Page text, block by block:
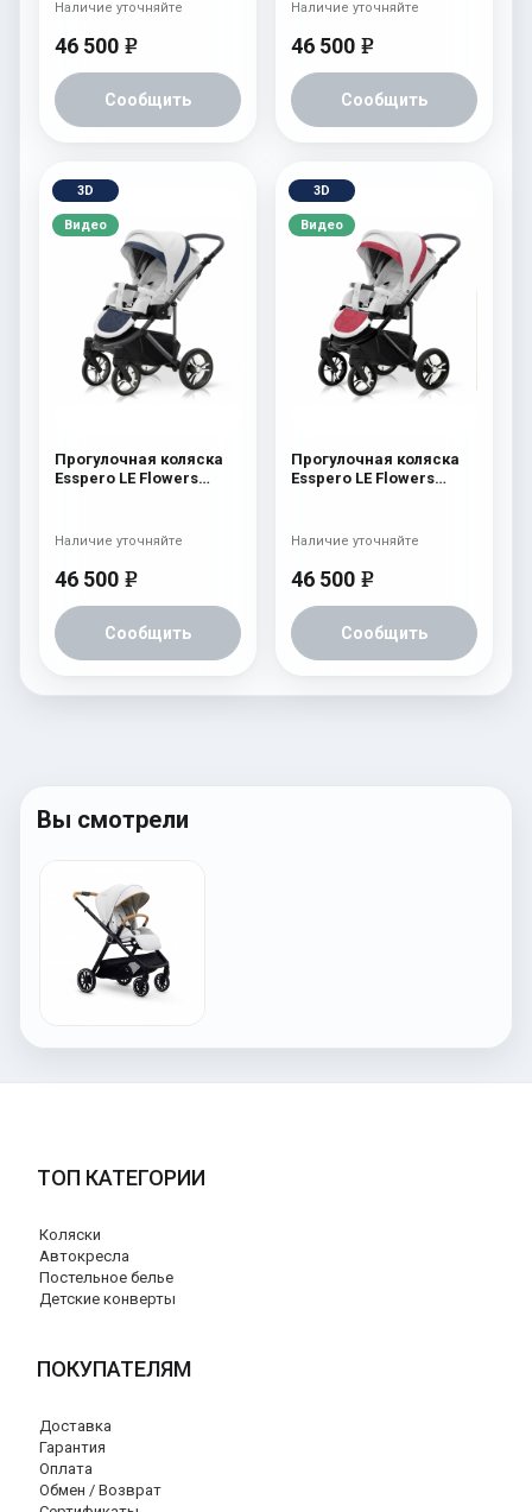
46 500 e
Сообщить
Наличие уточняйте
46 500 e
Сообщить
Наличие уточняйте
3D
Видео
Прогулочная коляска
Esspero LE Flowers
46 500 e
Сообщить
Наличие уточняйте
3D
Видео
Прогулочная коляска
Esspero LE Flowers
46 500 e
Сообщить
Наличие уточняйте
Вы смотрели
ТОП КАТЕГОРИИ
Коляски
Автокресла
Постельное белье
Детские конверты
ПОКУПАТЕЛЯМ
Доставка
Гарантия
Оплата
Обмен / Возврат